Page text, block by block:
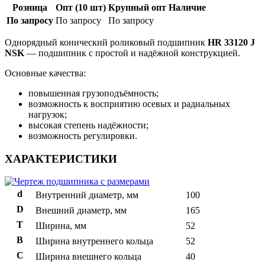
Розница Опт (10 шт) Крупный опт Наличие
По запросу По запросу По запросу
Однорядный конический роликовый подшипник HR 33120 J
NSK — подшипник с простой и надёжной конструкцией.
Основные качества:
повышенная грузоподъёмность;
возможность к восприятию осевых и радиальных
нагрузок;
высокая степень надёжности;
возможность регулировки.
ХАРАКТЕРИСТИКИ
d Внутренний диаметр, мм
100
D
Внешний диаметр, мм
165
T
Ширина, мм
52
B
Ширина внутреннего кольца
52
С
Ширина внешнего кольца
40